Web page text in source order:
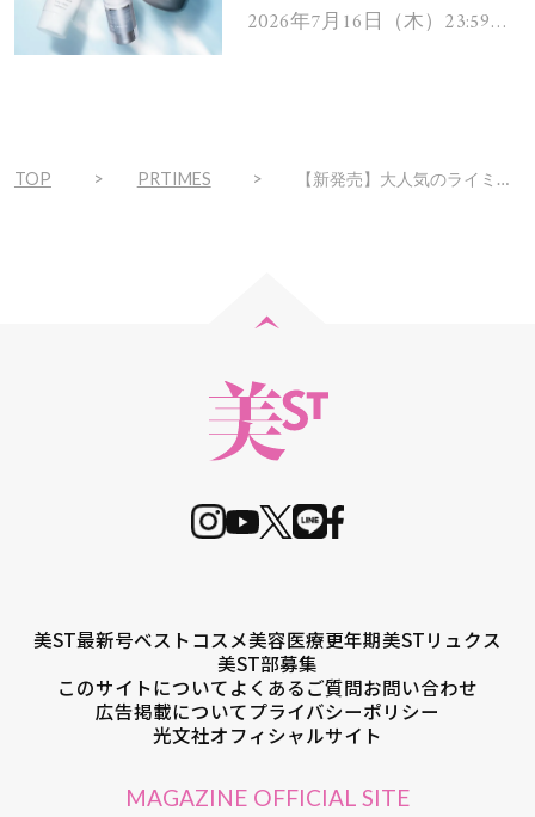
ムを13名様にプレゼン
2026年7月16日（木）23:59ま
TOP PRTIMES 【新発売】大人気のライミ―バカンスの香りに新商品が登場
美ST最新号ベストコスメ美容医療更年期美STリュクス
美ST部募集
このサイトについてよくあるご質問お問い合わせ
広告掲載についてプライバシーポリシー
光文社オフィシャルサイト
MAGAZINE OFFICIAL SITE